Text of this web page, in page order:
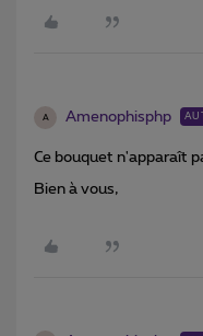
A Amenophisphp
Ce bouquet n'apparaît
Bien à vous,